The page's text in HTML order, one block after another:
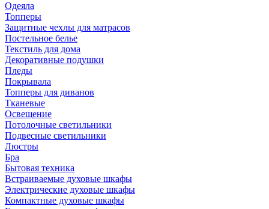
Одеяла
Топперы
Защитные чехлы для матрасов
Постельное белье
Текстиль для дома
Декоративные подушки
Пледы
Покрывала
Топперы для диванов
Тканевые
Освещение
Потолочные светильники
Подвесные светильники
Люстры
Бра
Бытовая техника
Встраиваемые духовые шкафы
Электрические духовые шкафы
Компактные духовые шкафы